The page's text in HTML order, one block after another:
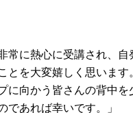
常に熱心に受講され、自
とを大変嬉しく思います
に向かう皆さんの背中を
であれば幸いです。」